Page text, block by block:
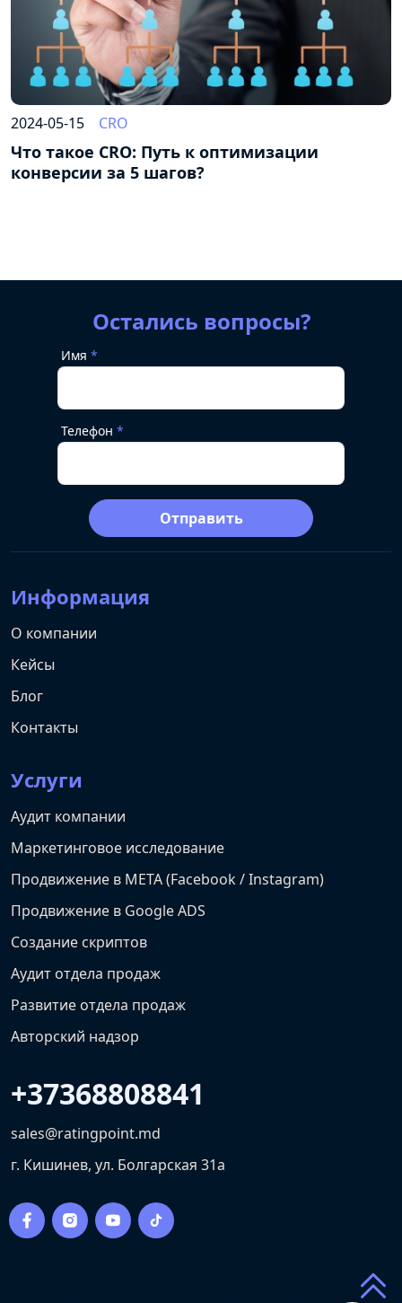
2024-05-15 CRO
Что такое CRO: Путь к оптимизации
конверсии за 5 шагов?
Остались вопросы?
Имя
Телефон
Отправить
Информация
О компании
Кейсы
Блог
Контакты
Услуги
Аудит компании
Маркетинговое исследование
Продвижение в META (Facebook / Instagram)
Продвижение в Google ADS
Создание скриптов
Аудит отдела продаж
Развитие отдела продаж
Авторский надзор
+37368808841
sales@ratingpoint.md
г. Кишинев, ул. Болгарская 31a